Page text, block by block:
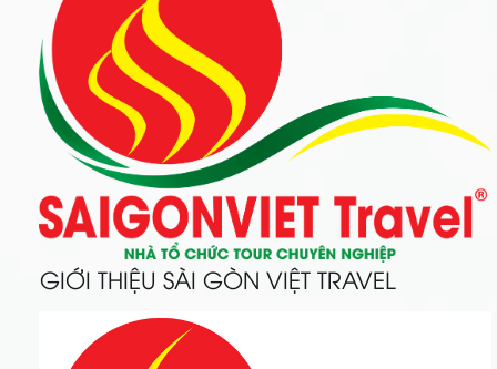
GIỚI THIỆU SÀI GÒN VIỆT TRAVEL